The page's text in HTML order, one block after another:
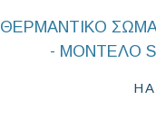
ΘΕΡΜΑΝΤΙΚΟ ΣΩΜΑ
- ΜΟΝΤΕΛΟ